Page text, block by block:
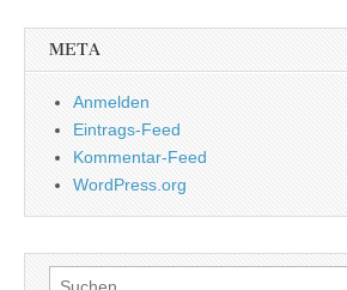
META
Anmelden
Eintrags-Feed
Kommentar-Feed
WordPress.org
Suchen